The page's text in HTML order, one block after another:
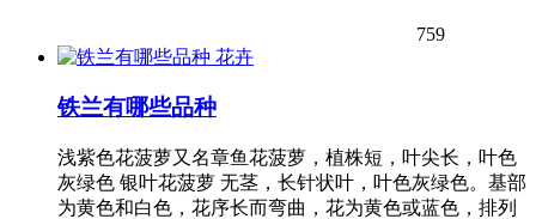
759
花卉
铁兰有哪些品种
浅紫色花菠萝又名章鱼花菠萝，植株短，叶尖长，叶色
灰绿色 银叶花菠萝 无茎，长针状叶，叶色灰绿色。基部
为黄色和白色，花序长而弯曲，花为黄色或蓝色，排列